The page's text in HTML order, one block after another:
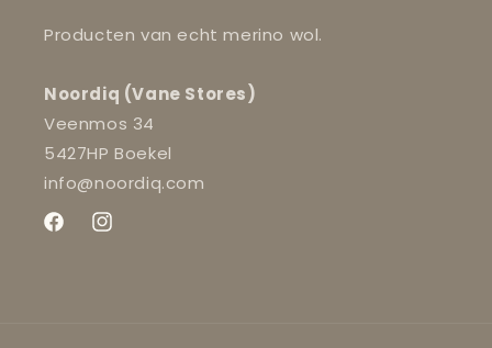
Producten van echt merino wol.
Noordiq (Vane Stores)
Veenmos 34
5427HP Boekel
info@noordiq.com
FacebookInstagram